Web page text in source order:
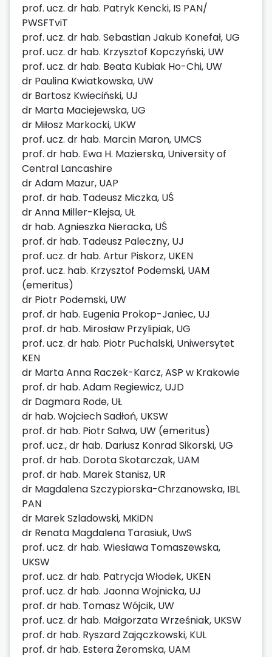
prof. ucz. dr hab. Patryk Kencki, IS PAN/
PWSFTviT
prof. ucz. dr hab. Sebastian Jakub Konefał, UG
prof. ucz. dr hab. Krzysztof Kopczyński, UW
prof. ucz. dr hab. Beata Kubiak Ho-Chi, UW
dr Paulina Kwiatkowska, UW
dr Bartosz Kwieciński, UJ
dr Marta Maciejewska, UG
dr Miłosz Markocki, UKW
prof. ucz. dr hab. Marcin Maron, UMCS
prof. dr hab. Ewa H. Mazierska, University of
Central Lancashire
dr Adam Mazur, UAP
prof. dr hab. Tadeusz Miczka, UŚ
dr Anna Miller-Klejsa, UŁ
dr hab. Agnieszka Nieracka, UŚ
prof. dr hab. Tadeusz Paleczny, UJ
prof. ucz. dr hab. Artur Piskorz, UKEN
prof. ucz. hab. Krzysztof Podemski, UAM
(emeritus)
dr Piotr Podemski, UW
prof. dr hab. Eugenia Prokop-Janiec, UJ
prof. dr hab. Mirosław Przylipiak, UG
prof. ucz. dr hab. Piotr Puchalski, Uniwersytet
KEN
dr Marta Anna Raczek-Karcz, ASP w Krakowie
prof. dr hab. Adam Regiewicz, UJD
dr Dagmara Rode, UŁ
dr hab. Wojciech Sadłoń, UKSW
prof. dr hab. Piotr Salwa, UW (emeritus)
prof. ucz., dr hab. Dariusz Konrad Sikorski, UG
prof. dr hab. Dorota Skotarczak, UAM
prof. dr hab. Marek Stanisz, UR
dr Magdalena Szczypiorska-Chrzanowska, IBL
PAN
dr Marek Szladowski, MKiDN
dr Renata Magdalena Tarasiuk, UwS
prof. ucz. dr hab. Wiesława Tomaszewska,
UKSW
prof. ucz. dr hab. Patrycja Włodek, UKEN
prof. ucz. dr hab. Jaonna Wojnicka, UJ
prof. dr hab. Tomasz Wójcik, UW
prof. ucz. dr hab. Małgorzata Wrześniak, UKSW
prof. dr hab. Ryszard Zajączkowski, KUL
prof. dr hab. Estera Żeromska, UAM